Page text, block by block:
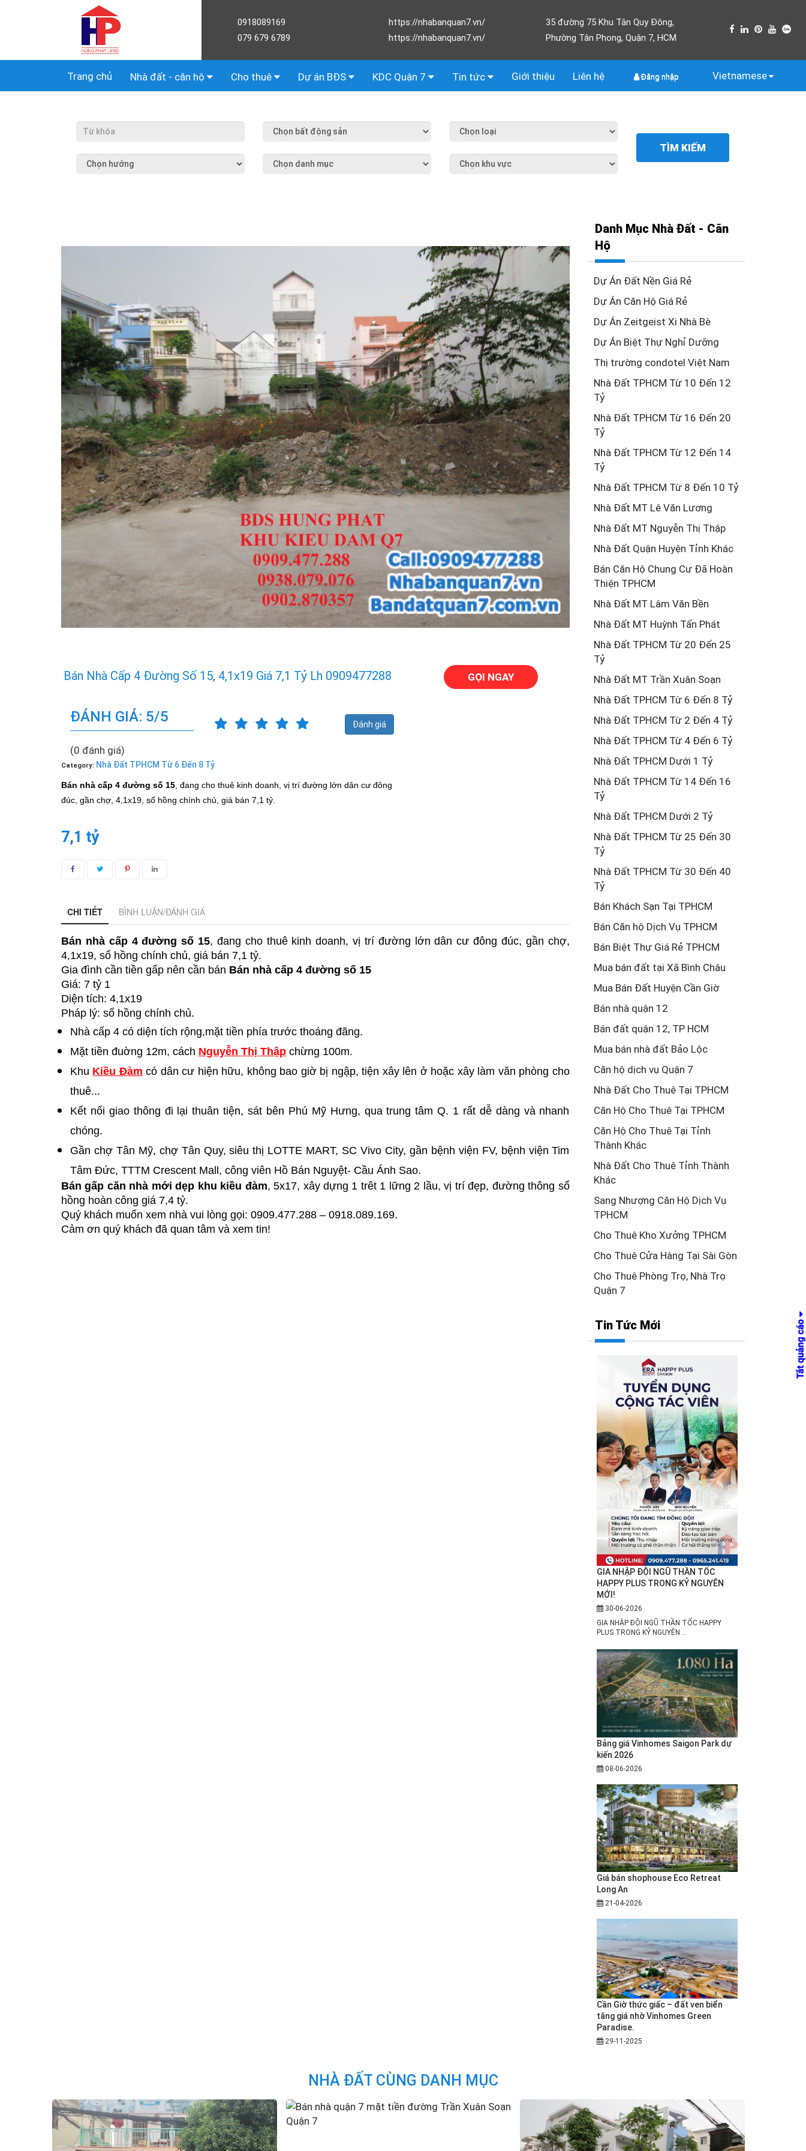
0918089169
079 679 6789
https://nhabanquan7.vn/
https://nhabanquan7.vn/
35 đường 75 Khu Tân Quy Đông,
Phường Tân Phong, Quận 7, HCM
Trang chủ Nhà đất - căn hộ Cho thuê Dự án BĐS KDC Quận 7 Tin tức Giới thiệu Liên hệ Đăng nhập Vietnamese
TÌM KIẾM
Bán Nhà Cấp 4 Đường Số 15, 4,1x19 Giá 7,1 Tỷ Lh 0909477288
ĐÁNH GIÁ: 5/5
(0 đánh giá)
Đánh giá
Category: Nhà Đất TPHCM Từ 6 Đến 8 Tỷ
Bán nhà cấp 4 đường số 15 , đang cho thuê kinh doanh, vị trí đường lớn dân cư đông
đúc, gần chợ, 4,1x19, sổ hồng chính chủ, giá bán 7,1 tỷ.
7,1 tỷ
GỌI NGAY
CHI TIẾT BÌNH LUẬN/ĐÁNH GIÁ
Bán nhà cấp 4 đường số 15, đang cho thuê kinh doanh, vị trí đường lớn dân cư đông đúc, gần chợ,
4,1x19, sổ hồng chính chủ, giá bán 7,1 tỷ.
Gia đình cần tiền gấp nên cần bán Bán nhà cấp 4 đường số 15
Giá: 7 tỷ 1
Diện tích: 4,1x19
Pháp lý: sổ hồng chính chủ.
Nhà cấp 4 có diện tích rộng,mặt tiền phía trước thoáng đãng.
Mặt tiền đuờng 12m, cách Nguyễn Thị Thập chừng 100m.
Khu Kiều Đàm có dân cư hiện hữu, không bao giờ bị ngập, tiện xây lên ở hoặc xây làm văn phòng cho
thuê...
Kết nối giao thông đi lại thuân tiện, sát bên Phú Mỹ Hưng, qua trung tâm Q. 1 rất dễ dàng và nhanh
chóng.
Gần chợ Tân Mỹ, chợ Tân Quy, siêu thị LOTTE MART, SC Vivo City, gần bệnh viện FV, bệnh viện Tim
Tâm Đức, TTTM Crescent Mall, công viên Hồ Bán Nguyệt- Cầu Ánh Sao.
Bán gấp căn nhà mới dẹp khu kiều đàm, 5x17, xây dựng 1 trêt 1 lững 2 lầu, vị trí đẹp, đường thông sổ
hồng hoàn công giá 7,4 tỷ.
Quý khách muốn xem nhà vui lòng gọi: 0909.477.288 – 0918.089.169.
Cảm ơn quý khách đã quan tâm và xem tin!
Danh Mục Nhà Đất - Căn
Hộ
Dự Án Đất Nền Giá Rẻ
Dự Án Căn Hộ Giá Rẻ
Dự Án Zeitgeist Xi Nhà Bè
Dự Án Biệt Thự Nghỉ Dưỡng
Thị trường condotel Việt Nam
Nhà Đất TPHCM Từ 10 Đến 12
Tỷ
Nhà Đất TPHCM Từ 16 Đến 20
Tỷ
Nhà Đất TPHCM Từ 12 Đến 14
Tỷ
Nhà Đất TPHCM Từ 8 Đến 10 Tỷ
Nhà Đất MT Lê Văn Lương
Nhà Đất MT Nguyễn Thị Thập
Nhà Đất Quận Huyện Tỉnh Khác
Bán Căn Hộ Chung Cư Đã Hoàn
Thiện TPHCM
Nhà Đất MT Lâm Văn Bền
Nhà Đất MT Huỳnh Tấn Phát
Nhà Đất TPHCM Từ 20 Đến 25
Tỷ
Nhà Đất MT Trần Xuân Soạn
Nhà Đất TPHCM Từ 6 Đến 8 Tỷ
Nhà Đất TPHCM Từ 2 Đến 4 Tỷ
Nhà Đất TPHCM Từ 4 Đến 6 Tỷ
Nhà Đất TPHCM Dưới 1 Tỷ
Nhà Đất TPHCM Từ 14 Đến 16
Tỷ
Nhà Đất TPHCM Dưới 2 Tỷ
Nhà Đất TPHCM Từ 25 Đến 30
Tỷ
Nhà Đất TPHCM Từ 30 Đến 40
Tỷ
Bán Khách Sạn Tại TPHCM
Bán Căn hộ Dịch Vụ TPHCM
Bán Biệt Thự Giá Rẻ TPHCM
Mua bán đất tại Xã Bình Châu
Mua Bán Đất Huyện Cần Giờ
Bán nhà quận 12
Bán đất quận 12, TP HCM
Mua bán nhà đất Bảo Lộc
Căn hộ dịch vụ Quận 7
Nhà Đất Cho Thuê Tại TPHCM
Căn Hộ Cho Thuê Tại TPHCM
Căn Hộ Cho Thuê Tại Tỉnh
Thành Khác
Nhà Đất Cho Thuê Tỉnh Thành
Khác
Sang Nhượng Căn Hộ Dịch Vụ
TPHCM
Cho Thuê Kho Xưởng TPHCM
Cho Thuê Cửa Hàng Tại Sài Gòn
Cho Thuê Phòng Trọ, Nhà Trọ
Quận 7
Tin Tức Mới
GIA NHẬP ĐỘI NGŨ THẦN TỐC
HAPPY PLUS TRONG KỶ NGUYÊN
MỚI!
30-06-2026
GIA NHẬP ĐỘI NGŨ THẦN TỐC HAPPY
PLUS TRONG KỶ NGUYÊN ...
Bảng giá Vinhomes Saigon Park dự
kiến 2026
08-06-2026
Giá bán shophouse Eco Retreat
Long An
21-04-2026
Cần Giờ thức giấc – đất ven biển
tăng giá nhờ Vinhomes Green
Paradise.
29-11-2025
NHÀ ĐẤT CÙNG DANH MỤC